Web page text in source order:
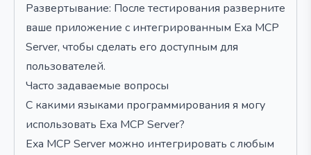
Развертывание: После тестирования разверните
ваше приложение с интегрированным Exa MCP
Server, чтобы сделать его доступным для
пользователей.
Часто задаваемые вопросы
С какими языками программирования я могу
использовать Exa MCP Server?
Exa MCP Server можно интегрировать с любым